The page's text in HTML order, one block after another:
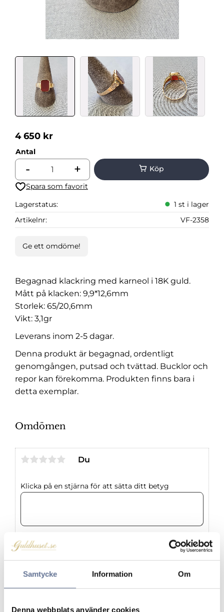
Samtycke Information Om
Denna webbplats använder cookies
4 650 kr
Antal
+
-
Lägg till i favoriter
Lagerstatus
1 st i lager
Artikelnr
VF-2358
Ge ett omdöme!
Begagnad klackring med karneol i 18K guld.
Mått på klacken: 9,9*12,6mm
Storlek: 65/20,6mm
Vikt: 3,1gr
Leverans inom 2-5 dagar.
Denna produkt är begagnad, ordentligt
genomgången, putsad och tvättad. Bucklor och
repor kan förekomma. Produkten finns bara i
detta exemplar.
Omdömen
Du
Klicka på en stjärna för att sätta ditt betyg
Produkter från samma kategori